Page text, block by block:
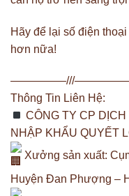
Hãy để lại số điện
hơn nữa!
—————///
Thông Tin Liên Hệ:
CÔNG TY CP
NHẬP KHẨU QUYẾT
Xưởng sản xuất:
Huyện Đan Phượng –